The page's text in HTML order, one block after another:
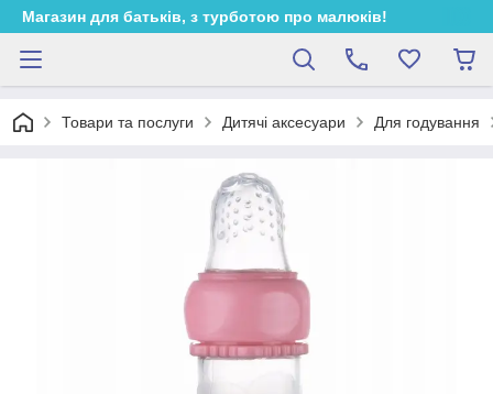
Магазин для батьків, з турботою про малюків!
Товари та послуги Дитячі аксесуари Для годування